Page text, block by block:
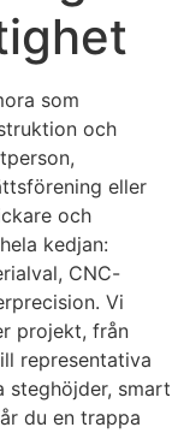
som
och
eller
och
kedjan:
CNC-
Vi
projekt, från
representativa
steghöjder, smart
du en trappa